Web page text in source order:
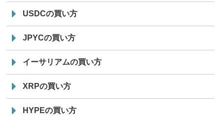
USDCの買い方
JPYCの買い方
イーサリアムの買い方
XRPの買い方
HYPEの買い方